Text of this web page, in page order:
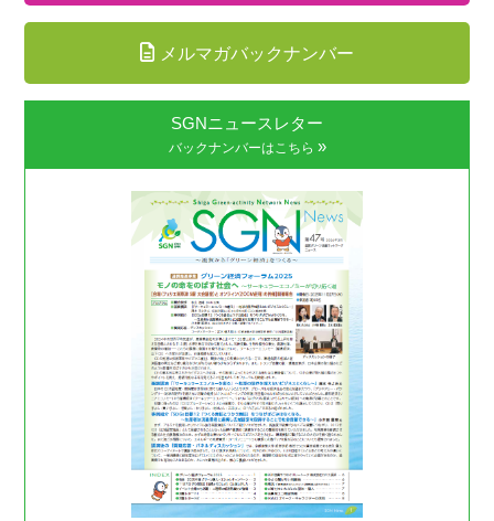
メルマガバックナンバー
SGNニュースレター
バックナンバーはこちら »